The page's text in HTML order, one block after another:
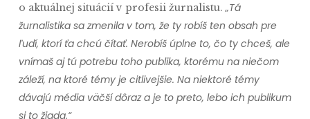
o aktuálnej situácií v profesii žurnalistu.„Tá
žurnalistika sa zmenila v tom, že ty robíš ten obsah pre
ľudí, ktorí ťa chcú čítať. Nerobíš úplne to, čo ty chceš, ale
vnímaš aj tú potrebu toho publika, ktorému na niečom
záleží, na ktoré témy je citlivejšie. Na niektoré témy
dávajú média väčší dôraz a je to preto, lebo ich publikum
si to žiada.“